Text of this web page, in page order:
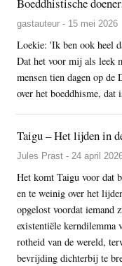
gastauteur - 15 mei 2026
Loekie: 'Ik ben ook heel
Dat het voor mij als leek
mensen tien dagen op de
over het boeddhisme, dat
Taigu – Het lijden in
Jules Prast - 24 april
Het komt Taigu voor dat
en te weinig over het
opgelost voordat iemand
existentiële kerndilemma
rotheid van de wereld,
bevrijding dichterbij te